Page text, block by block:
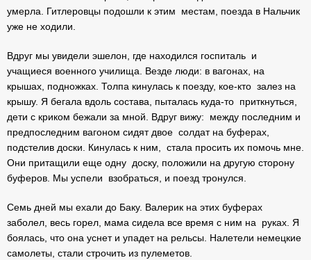
умерла. Гитлеровцы подошли к этим местам, поезда в Нальчик
уже не ходили.
Вдруг мы увидели эшелон, где находился госпиталь и
учащиеся военного училища. Везде люди: в вагонах, на
крышах, подножках. Толпа кинулась к поезду, кое-кто залез на
крышу. Я бегала вдоль состава, пыталась куда-то приткнуться,
дети с криком бежали за мной. Вдруг вижу: между последним и
предпоследним вагоном сидят двое солдат на буферах,
подстелив доски. Кинулась к ним, стала просить их помочь мне.
Они притащили еще одну доску, положили на другую сторону
буферов. Мы успели взобраться, и поезд тронулся.
Семь дней мы ехали до Баку. Валерик на этих буферах
заболел, весь горел, мама сидела все время с ним на руках. Я
боялась, что она уснет и упадет на рельсы. Налетели немецкие
самолеты, стали строчить из пулеметов.